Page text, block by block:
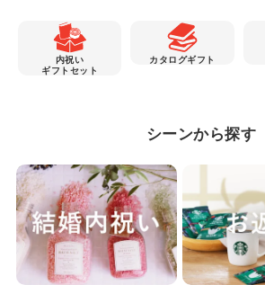
内祝い
ギフトセット
カタログギフト
シーンから探す